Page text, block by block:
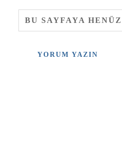
BU SAYFAYA
YORUM YAZIN